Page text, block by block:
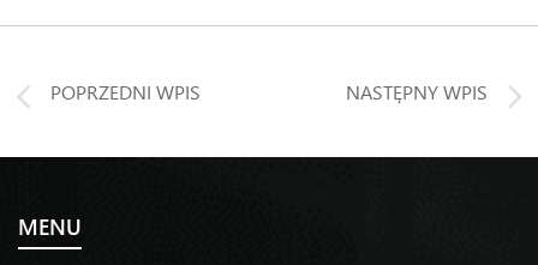
POPRZEDNI WPIS NASTĘPNY WPIS
MENU